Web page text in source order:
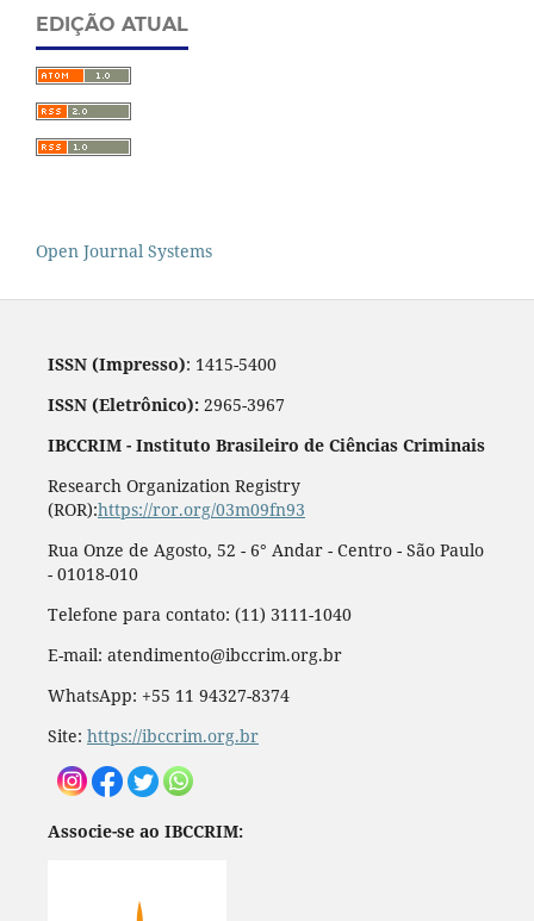
EDIÇÃO ATUAL
Open Journal Systems
ISSN (Impresso): 1415-5400
ISSN (Eletrônico): 2965-3967
IBCCRIM - Instituto Brasileiro de Ciências Criminais
Research Organization Registry
(ROR):https://ror.org/03m09fn93
Rua Onze de Agosto, 52 - 6° Andar - Centro - São Paulo
- 01018-010
Telefone para contato: (11) 3111-1040
E-mail: atendimento@ibccrim.org.br
WhatsApp: +55 11 94327-8374
Site: https://ibccrim.org.br
Associe-se ao IBCCRIM: